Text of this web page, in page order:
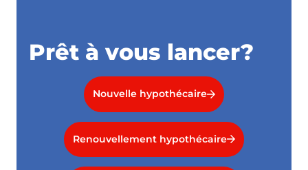
Prêt à vous lancer?
Nouvelle hypothécaire
Renouvellement hypothécaire